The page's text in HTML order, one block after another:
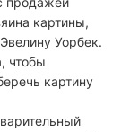
картины,
Уорбек.
чтобы
картину